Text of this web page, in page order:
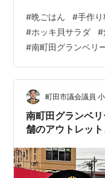
し、相変わらずおい
上魚類へ。年末２９
😏 たくさんの車、
人、人ーーー！ な
思ってたのに、激
れば１０７２９歩
#晩ごはん #手作り
#ホッキ貝サラダ #
#南町田グランベリ
町田市議会議員
南町田グランベ
舗のアウトレッ